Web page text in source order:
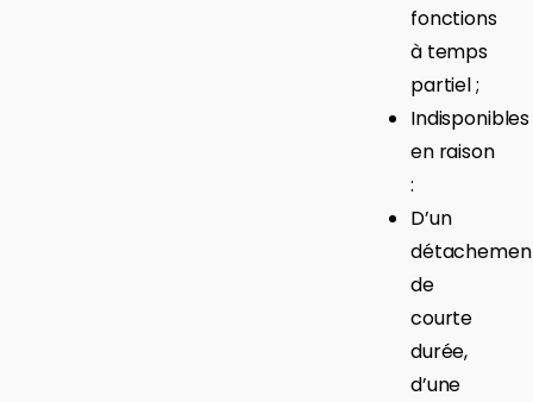
fonctions
à temps
partiel ;
Indisponibles
en raison
:
D’un
de
courte
durée,
d’une